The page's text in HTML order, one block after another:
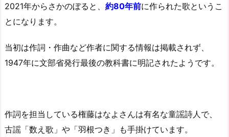
2021年からさかのぼると、 約80年前に作られた歌というこ
とになります。
当初は作詞・作曲など作者に関する情報は掲載されず、
1947年に文部省発行最後の教科書に明記されたようです。
作詞を担当している権藤はなよさんは有名な童謡詩人で、
古謡「数え歌」や「羽根つき」も手掛けています。